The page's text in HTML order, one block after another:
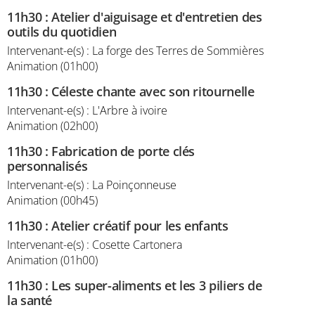
11h30:Atelier d'aiguisage et d'entretien des
outils du quotidien
Intervenant-e(s) : La forge des Terres de Sommières
Animation (01h00)
11h30: Céleste chante avec son ritournelle
Intervenant-e(s) : L'Arbre à ivoire
Animation (02h00)
11h30: Fabrication de porte clés
personnalisés
Intervenant-e(s) : La Poinçonneuse
Animation (00h45)
11h30:Atelier créatif pour les enfants
Intervenant-e(s) : Cosette Cartonera
Animation (01h00)
11h30: Les super-aliments et les 3 piliers de
la santé